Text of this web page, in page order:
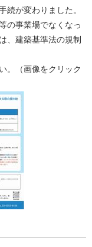
続が変わりました。
の事業場でなくなっ
、建築基準法の規制
。（画像をクリック